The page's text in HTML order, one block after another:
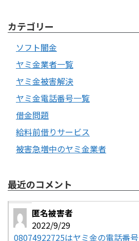
カテゴリー
ソフト闇金
ヤミ金業者一覧
ヤミ金被害解決
ヤミ金電話番号一覧
借金問題
給料前借りサービス
被害急増中のヤミ金業者
最近のコメント
匿名被害者
2022/9/29
08074922725はヤミ金の電話番号